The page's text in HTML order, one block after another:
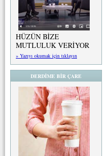
HÜZÜN BİZE
MUTLULUK VERİYOR
» Yazıyı okumak için tıklayın
DERDİME BİR ÇARE